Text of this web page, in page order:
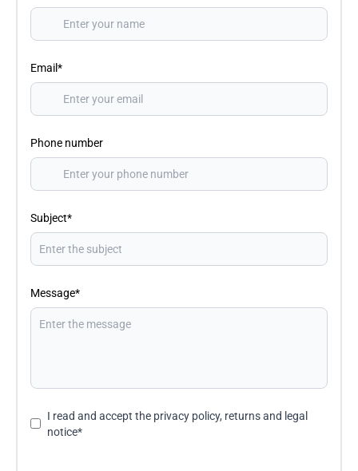
Email*
Phone number
Subject*
Message*
I read and accept the privacy policy, returns and legal
notice*